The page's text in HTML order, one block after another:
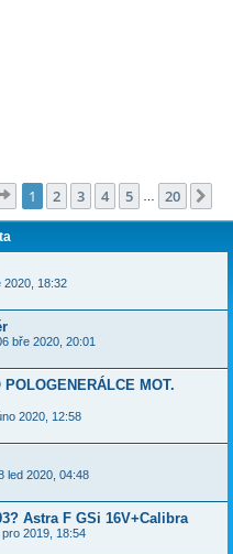
Stránka z 20
1 2 3 4 5 20
2020, 18:32
bře 2020, 20:01
MOT.
2020, 12:58
led 2020, 04:48
Astra F GSi 16V+Calibra
pro 2019, 18:54